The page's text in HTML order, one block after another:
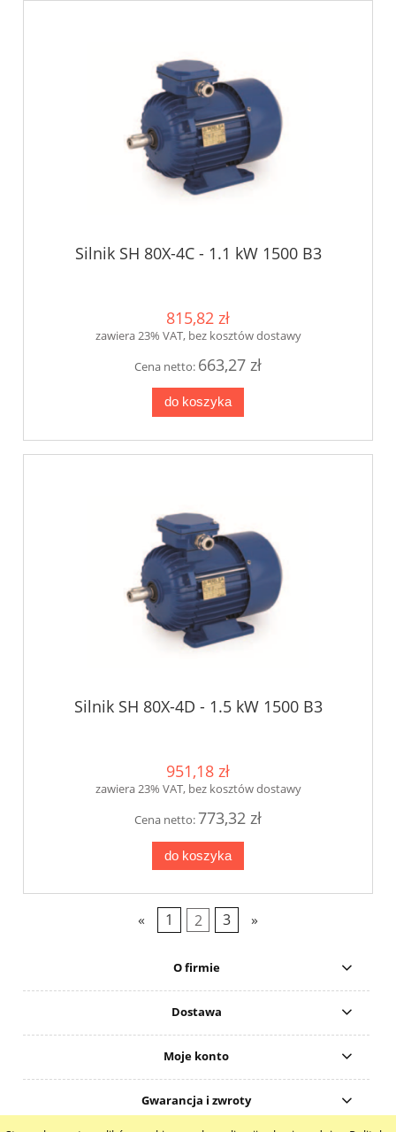
Silnik SH 80X-4C - 1.1 kW 1500 B3
815,82 zł
zawiera 23% VAT, bez kosztów dostawy
Cena netto: 663,27 zł
do koszyka
Silnik SH 80X-4D - 1.5 kW 1500 B3
951,18 zł
zawiera 23% VAT, bez kosztów dostawy
Cena netto:773,32 zł
do koszyka
« 1 2 3 »
O firmie
Dostawa
Moje konto
Gwarancja i zwroty